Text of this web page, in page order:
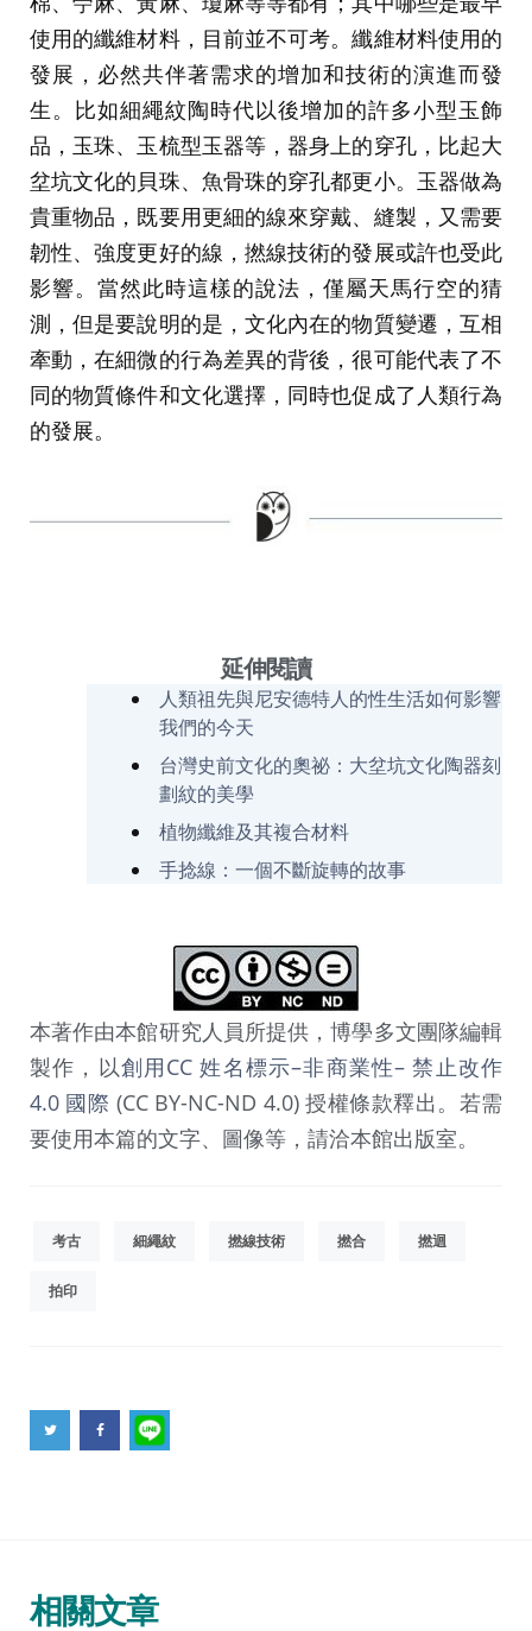
使用的纖維材料，目前並不可考。纖維材料使用的
發展，必然共伴著需求的增加和技術的演進而發
生。比如細繩紋陶時代以後增加的許多小型玉飾
品，玉珠、玉梳型玉器等，器身上的穿孔，比起大
坌坑文化的貝珠、魚骨珠的穿孔都更小。玉器做為
貴重物品，既要用更細的線來穿戴、縫製，又需要
韌性、強度更好的線，撚線技術的發展或許也受此
影響。當然此時這樣的說法，僅屬天馬行空的猜
測，但是要說明的是，文化內在的物質變遷，互相
牽動，在細微的行為差異的背後，很可能代表了不
同的物質條件和文化選擇，同時也促成了人類行為
的發展。
延伸閱讀
人類祖先與尼安德特人的性生活如何影響
我們的今天
台灣史前文化的奧祕：大坌坑文化陶器刻
劃紋的美學
植物纖維及其複合材料
手捻線：一個不斷旋轉的故事
本著作由本館研究人員所提供，博學多文團隊編輯
製作，以創用CC 姓名標示–非商業性– 禁止改作
4.0 國際 (CC BY-NC-ND 4.0) 授權條款釋出。若需
要使用本篇的文字、圖像等，請洽本館出版室。
考古 細繩紋 撚線技術 撚合 撚迴
拍印
相關文章